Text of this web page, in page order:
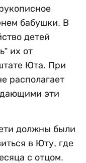
бабушки. В
детей
их от
Юта. При
располагает
эти
должны были
в Юту, где
с отцом.